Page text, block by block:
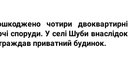
чотири двоквартирні
споруди. У селі Шуби внаслідок
приватний будинок.